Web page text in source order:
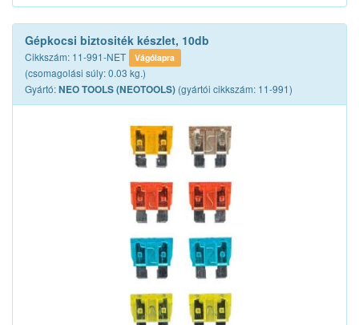
Gépkocsi biztositék készlet, 10db
Cikkszám: 11-991-NET Vágólapra
(csomagolási súly: 0.03 kg.)
Gyártó:NEO TOOLS (NEOTOOLS) (gyártói cikkszám: 11-991)